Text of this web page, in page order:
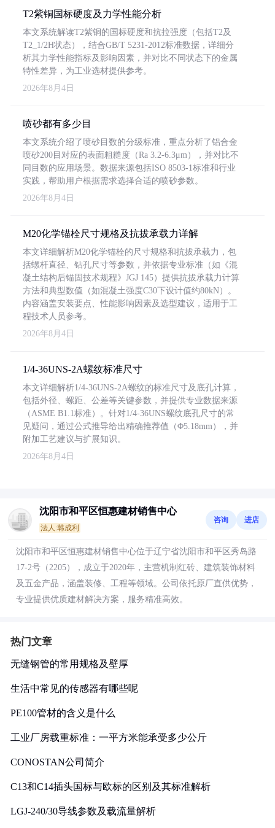
T2紫铜国标硬度及力学性能分析
本文系统解读T2紫铜的国标硬度和抗拉强度（包括T2及
T2_1/2H状态），结合GB/T 5231-2012标准数据，详细分
析其力学性能指标及影响因素，并对比不同状态下的金属
特性差异，为工业选材提供参考。
2026年8月4日
喷砂都有多少目
本文系统介绍了喷砂目数的分级标准，重点分析了铝合金
喷砂200目对应的表面粗糙度（Ra 3.2-6.3μm），并对比不
同目数的应用场景。数据来源包括ISO 8503-1标准和行业
实践，帮助用户根据需求选择合适的喷砂参数。
2026年8月4日
M20化学锚栓尺寸规格及抗拔承载力详解
本文详细解析M20化学锚栓的尺寸规格和抗拔承载力，包
括螺杆直径、钻孔尺寸等参数，并依据专业标准（如《混
凝土结构后锚固技术规程》JGJ 145）提供抗拔承载力计算
方法和典型数值（如混凝土强度C30下设计值约80kN）。
内容涵盖安装要点、性能影响因素及选型建议，适用于工
程技术人员参考。
2026年8月4日
1/4-36UNS-2A螺纹标准尺寸
本文详细解析1/4-36UNS-2A螺纹的标准尺寸及底孔计算，
包括外径、螺距、公差等关键参数，并提供专业数据来源
（ASME B1.1标准）。针对1/4-36UNS螺纹底孔尺寸的常
见疑问，通过公式推导给出精确推荐值（Φ5.18mm），并
附加工艺建议与扩展知识。
2026年8月4日
沈阳市和平区恒惠建材销售中心
法人:韩成利
咨询 进店
沈阳市和平区恒惠建材销售中心位于辽宁省沈阳市和平区秀岛路
17-2号（2205），成立于2020年，主营机制红砖、建筑装饰材料
及五金产品，涵盖装修、工程等领域。公司依托原厂直供优势，
专业提供优质建材解决方案，服务精准高效。
热门文章
无缝钢管的常用规格及壁厚
生活中常见的传感器有哪些呢
PE100管材的含义是什么
工业厂房载重标准：一平方米能承受多少公斤
CONOSTAN公司简介
C13和C14插头国标与欧标的区别及其标准解析
LGJ-240/30导线参数及载流量解析